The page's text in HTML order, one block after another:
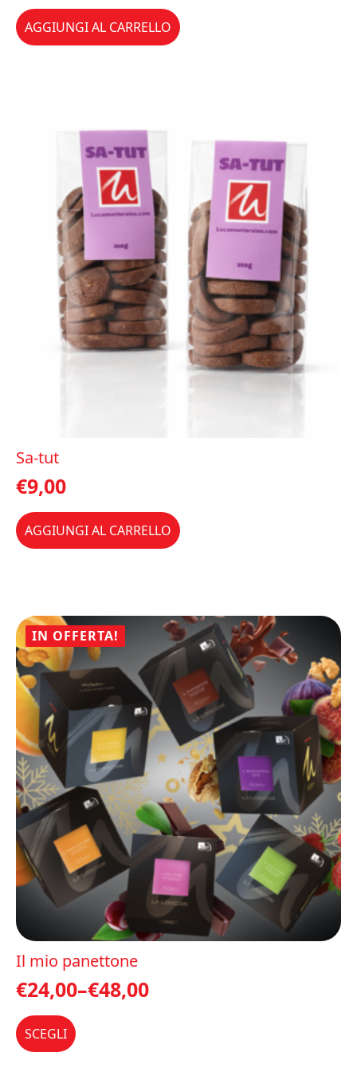
AGGIUNGI AL CARRELLO
Sa-tut
€9,00
AGGIUNGI AL CARRELLO
IN OFFERTA!
Il mio panettone
€24,00–€48,00
SCEGLI
Questo
prodotto
ha